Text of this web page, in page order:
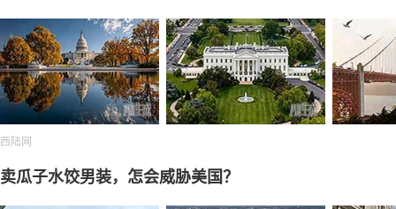
西陆网
卖瓜子水饺男装，怎会威胁美国？